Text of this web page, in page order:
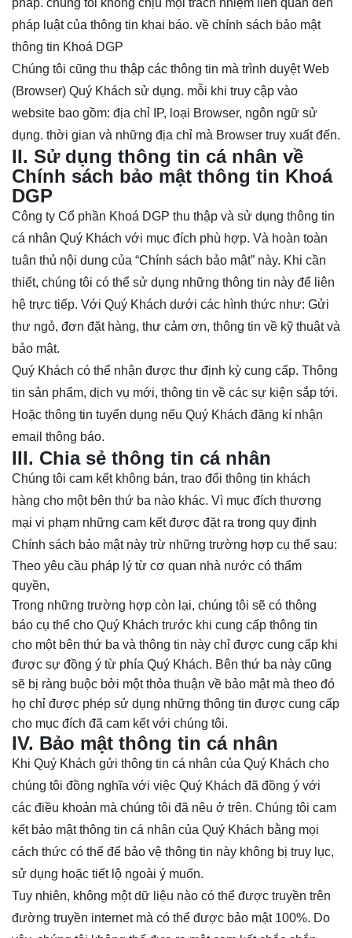
pháp. chúng tôi không chịu mọi trách nhiệm liên quan đến
pháp luật của thông tin khai báo. về chính sách bảo mật
thông tin Khoá DGP
Chúng tôi cũng thu thập các thông tin mà trình duyệt Web
(Browser) Quý Khách sử dụng. mỗi khi truy cập vào
website bao gồm: địa chỉ IP, loại Browser, ngôn ngữ sử
dụng. thời gian và những địa chỉ mà Browser truy xuất đến.
II. Sử dụng thông tin cá nhân về
Chính sách bảo mật thông tin Khoá
DGP
Công ty Cổ phần Khoá DGP thu thập và sử dụng thông tin
cá nhân Quý Khách với mục đích phù hợp. Và hoàn toàn
tuân thủ nội dung của “Chính sách bảo mật” này. Khi cần
thiết, chúng tôi có thể sử dụng những thông tin này để liên
hệ trực tiếp. Với Quý Khách dưới các hình thức như: Gửi
thư ngỏ, đơn đặt hàng, thư cảm ơn, thông tin về kỹ thuật và
bảo mật.
Quý Khách có thể nhận được thư định kỳ cung cấp. Thông
tin sản phẩm, dịch vụ mới, thông tin về các sự kiện sắp tới.
Hoặc thông tin tuyển dụng nếu Quý Khách đăng kí nhận
email thông báo.
III. Chia sẻ thông tin cá nhân
Chúng tôi cam kết không bán, trao đổi thông tin khách
hàng cho một bên thứ ba nào khác. Vì mục đích thương
mại vi phạm những cam kết được đặt ra trong quy định
Chính sách bảo mật này trừ những trường hợp cụ thể sau:
Theo yêu cầu pháp l‎ý từ cơ quan nhà nước có thẩm
quyền,
Trong những trường hợp còn lại, chúng tôi sẽ có thông
báo cụ thể cho Quý Khách trước khi cung cấp thông tin
cho một bên thứ ba và thông tin này chỉ được cung cấp khi
được sự đồng ‎ý‎ từ phía Quý Khách. Bên thứ ba này cũng
sẽ bị ràng buộc bởi một thỏa thuận về bảo mật mà theo đó
họ chỉ được phép sử dụng những thông tin được cung cấp
cho mục đích đã cam kết với chúng tôi.
IV. Bảo mật thông tin cá nhân
Khi Quý Khách gửi thông tin cá nhân của Quý Khách cho
chúng tôi đồng nghĩa với việc Quý Khách đã đồng ý với
các điều khoản mà chúng tôi đã nêu ở trên. Chúng tôi cam
kết bảo mật thông tin cá nhân của Quý Khách bằng mọi
cách thức có thể để bảo vệ thông tin này không bị truy lục,
sử dụng hoặc tiết lộ ngoài ý muốn.
Tuy nhiên, không một dữ liệu nào có thể được truyền trên
đường truyền internet mà có thể được bảo mật 100%. Do